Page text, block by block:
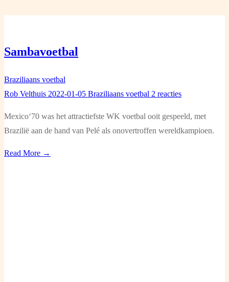
Sambavoetbal
Braziliaans voetbal
Rob Velthuis 2022-01-05 Braziliaans voetbal 2 reacties
Mexico‘70 was het attractiefste WK voetbal ooit gespeeld, met
Brazilië aan de hand van Pelé als onovertroffen wereldkampioen.
Read More →